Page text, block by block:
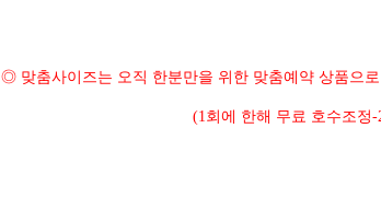
◎ 맞춤사이즈는 오직 한분만을 위한 맞춤예약 상품으
(1회에 한해 무료 호수조정